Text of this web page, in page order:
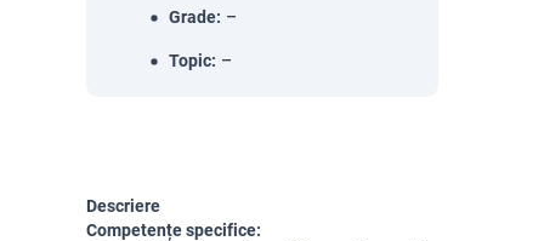
Grade: –
Topic: –
Descriere
Competențe specifice: